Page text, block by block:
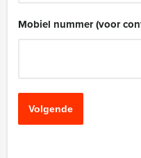
Mobiel nummer (voor